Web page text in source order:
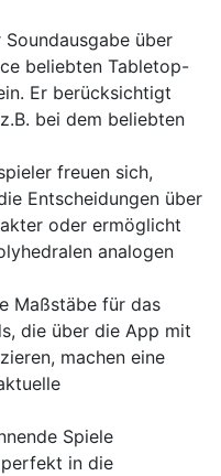
über
beliebten Tabletop-
Er berücksichtigt
bei dem beliebten
freuen sich,
Entscheidungen über
oder ermöglicht
analogen
Maßstäbe für das
die über die App mit
machen eine
Spiele
in die